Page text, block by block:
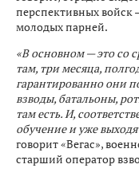
перспективных войск
молодых парней.
«В основном — это со
там, три месяца,
гарантированно они
взводы, батальоны,
там есть. И,
обучение и уже
говорит «Вегас»,
старший оператор